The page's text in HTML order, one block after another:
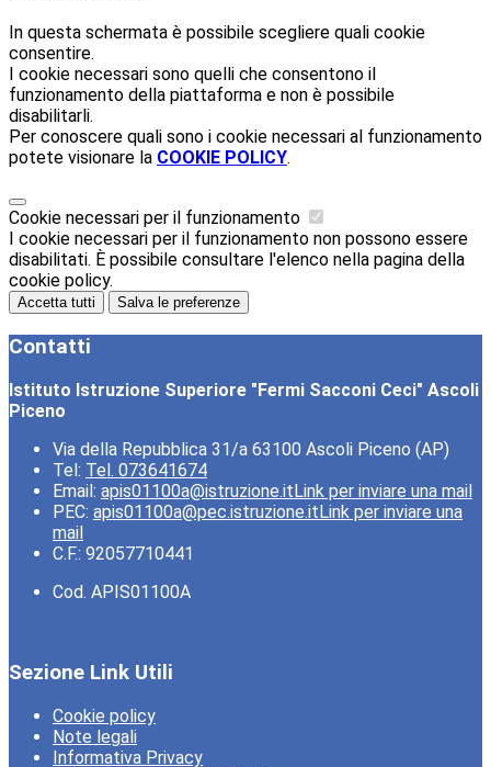
In questa schermata è possibile scegliere quali cookie
consentire.
I cookie necessari sono quelli che consentono il
funzionamento della piattaforma e non è possibile
disabilitarli.
Per conoscere quali sono i cookie necessari al funzionamento
potete visionare la COOKIE POLICY.
Cookie necessari per il funzionamento
I cookie necessari per il funzionamento non possono essere
disabilitati. È possibile consultare l'elenco nella pagina della
cookie policy.
Accetta tutti Salva le preferenze
Contatti
Istituto Istruzione Superiore "Fermi Sacconi Ceci" Ascoli
Piceno
Via della Repubblica 31/a 63100 Ascoli Piceno (AP)
Tel: Tel. 073641674
Email: apis01100a@istruzione.itLink per inviare una mail
PEC: apis01100a@pec.istruzione.itLink per inviare una
mail
C.F.: 92057710441
Cod. APIS01100A
Sezione Link Utili
Cookie policy
Note legali
Informativa Privacy